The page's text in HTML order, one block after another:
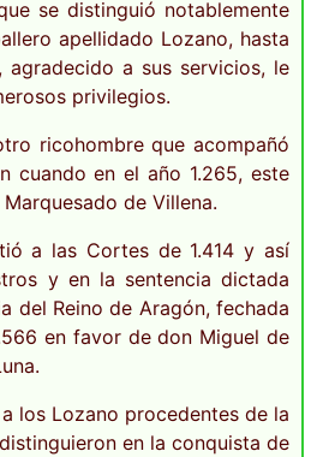
se distinguió notablemente
apellidado Lozano, hasta
a sus servicios, le
privilegios.
ricohombre que acompañó
cuando en el año 1.265, este
de Villena.
a las Cortes de 1.414 y así
y en la sentencia dictada
del Reino de Aragón, fechada
en favor de don Miguel de
los Lozano procedentes de la
en la conquista de